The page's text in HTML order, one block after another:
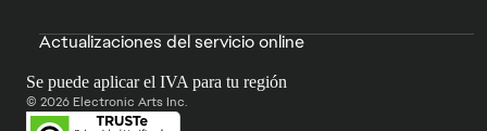
Actualizaciones del servicio online
Se puede aplicar el IVA para tu región
© 2026 Electronic Arts Inc.